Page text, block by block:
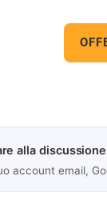
alla discussione
account email,